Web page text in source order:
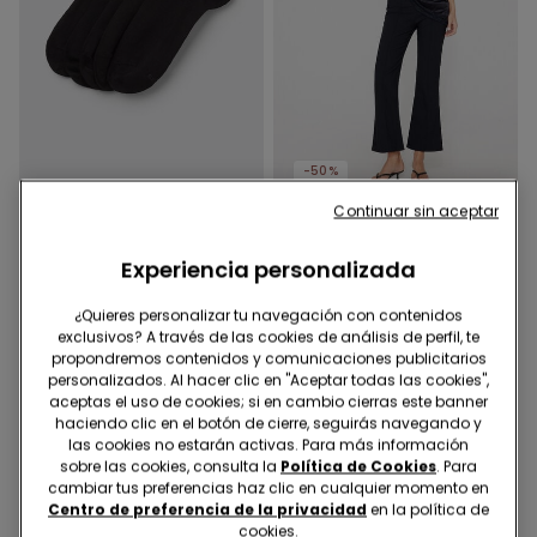
5 Pares Calcetines
Tobilleros Algodón Color
Liso Unisex
-50%
Pantalón Acampanado de
10,00 € 19,99 € -50%
Experiencia personalizada
¿Quieres personalizar tu navegación con contenidos
exclusivos? A través de las cookies de análisis de perfil, te
propondremos contenidos y comunicaciones publicitarios
personalizados. Al hacer clic en "Aceptar todas las cookies",
aceptas el uso de cookies; si en cambio cierras este banner
haciendo clic en el botón de cierre, seguirás navegando y
las cookies no estarán activas. Para más información
sobre las cookies, consulta la Política de Cookies. Para
cambiar tus preferencias haz clic en cualquier momento en
Centro de preferencia de la privacidad en la política de
cookies.
Continuar sin aceptar